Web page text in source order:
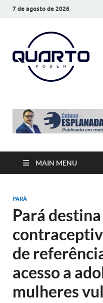
7 de agosto de 2026
MAIN MENU
PARÁ
Pará
de
acesso a
mulheres